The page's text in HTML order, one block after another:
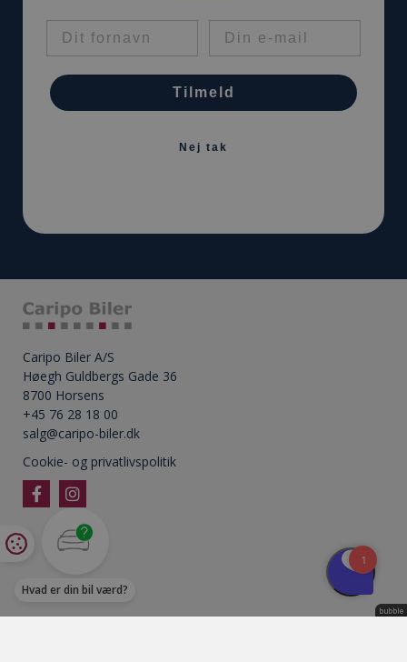
Tilmeld
Nej tak
Caripo Biler A/S
Høegh Guldbergs Gade 36
8700 Horsens
+45 76 28 18 00
salg@caripo-biler.dk
Cookie- og privatlivspolitik
Hvad er din bil værd?